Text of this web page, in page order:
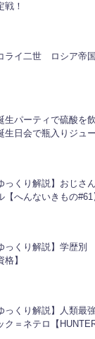
戦！
ライ二世 ロシア帝
生パーティで硫酸を
生日会で瓶入りジュ
っくり解説】おじさ
【へんないきもの#61
っくり解説】学歴
格】
っくり解説】人類最
ク＝ネテロ【